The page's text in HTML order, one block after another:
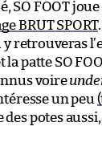
SO FOOT
BRUT SPORT
retrouveras
la patte SO
voire
un peu
des potes